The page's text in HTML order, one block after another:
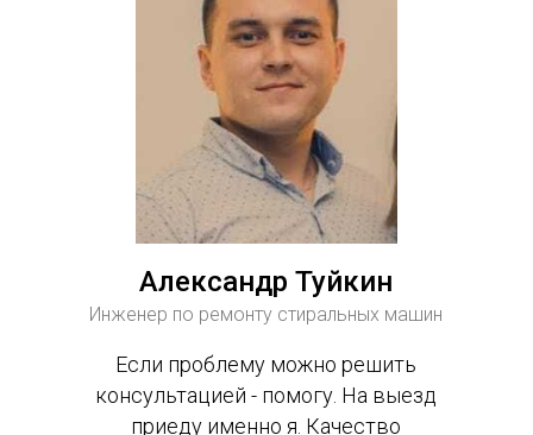
Александр Туйкин
Инженер по ремонту стиральных машин
Если проблему можно решить
консультацией - помогу. На выезд
приеду именно я. Качество